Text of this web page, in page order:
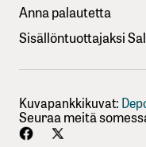
Anna palautetta
Sisällöntuottajaksi
Kuvapankkikuvat:
Seuraa meitä